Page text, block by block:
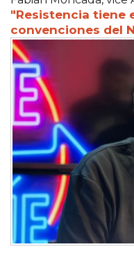
"Resistencia tiene
convenciones del